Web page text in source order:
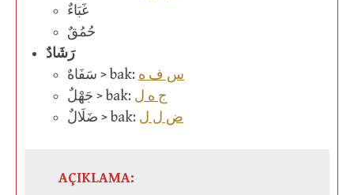
غَبَاءٌ
حُمُقٌ
رَشَادٌ
سَفَاهٌ > bak: س ف ه
جَهْلٌ > bak: ج ه ل
ضَلَالٌ > bak: ض ل ل
AÇIKLAMA: